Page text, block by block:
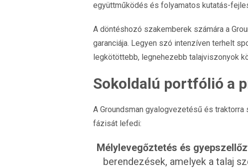
együttműködés és folyamatos kutatás-
A döntéshozó szakemberek számára a
garanciája. Legyen szó intenzíven terhelt
legkötöttebb, legnehezebb talajviszonyok
Sokoldalú portfólió a
A Groundsman gyalogvezetésű és
fázisát lefedi:
Mélylevegőztetés és
berendezések, amelyek a talaj